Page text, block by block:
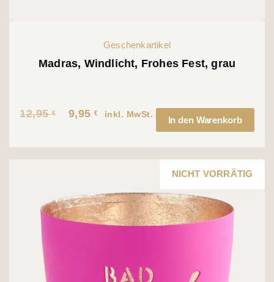
Geschenkartikel
Madras, Windlicht, Frohes Fest, grau
12,95€
Ursprünglicher
war:
9,95€Aktueller
ist:
inkl. MwSt.
In den Warenkorb
NICHT VORRÄTIG